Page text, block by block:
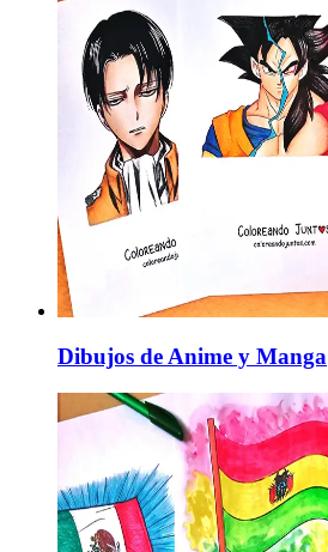
Dibujos de Anime y Manga